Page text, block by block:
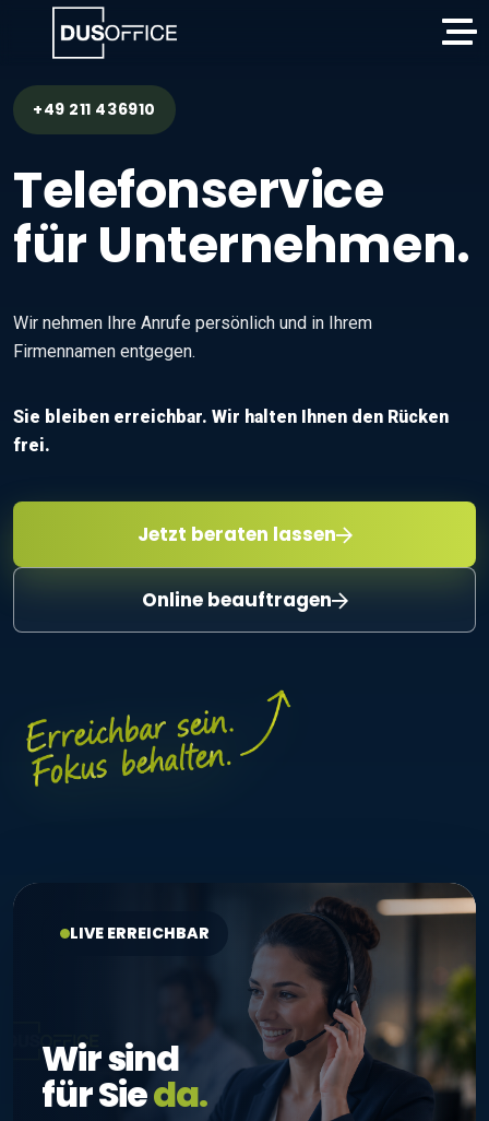
+49 211 436910
Telefonservice
für Unternehmen.
Wir nehmen Ihre Anrufe persönlich und in Ihrem
Firmennamen entgegen.
Sie bleiben erreichbar. Wir halten Ihnen den Rücken
frei.
Jetzt beraten lassen
Online beauftragen
LIVE ERREICHBAR
Wir sind
für Sieda.